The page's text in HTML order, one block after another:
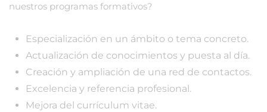
nuestros programas formativos?
Especialización en un ámbito o tema concreto.
Actualización de conocimientos y puesta al día.
Creación y ampliación de una red de contactos.
Excelencia y referencia profesional.
Mejora del currículum vitae.